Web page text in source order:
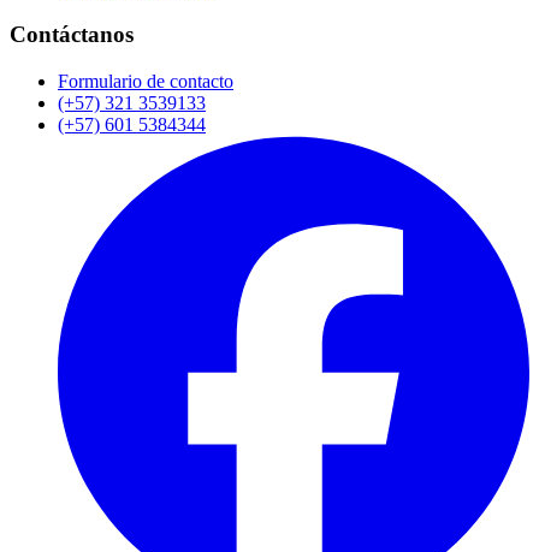
Contáctanos
Formulario de contacto
(+57) 321 3539133
(+57) 601 5384344